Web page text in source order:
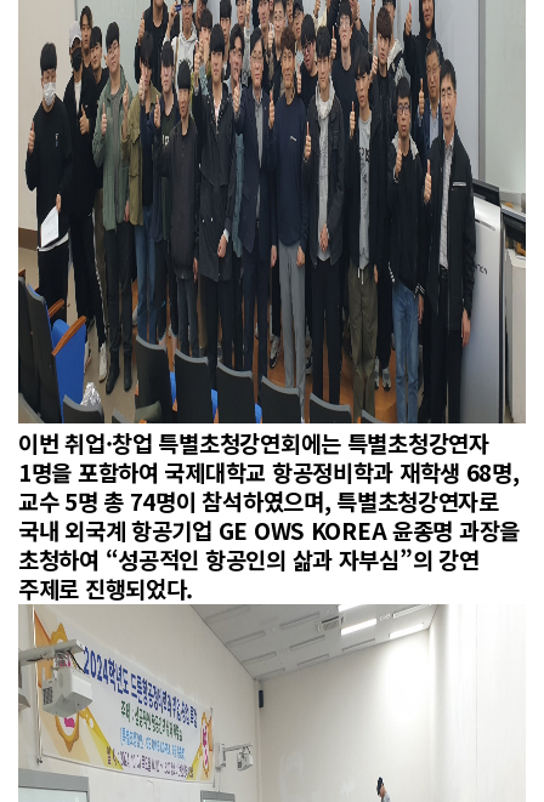
이번 취업·창업 특별초청강연회에는 특별초청강연자
1명을 포함하여 국제대학교 항공정비학과 재학생 68명,
교수 5명 총 74명이 참석하였으며, 특별초청강연자로
국내 외국계 항공기업 GE OWS KOREA 윤종명 과장을
초청하여 “성공적인 항공인의 삶과 자부심”의 강연
주제로 진행되었다.